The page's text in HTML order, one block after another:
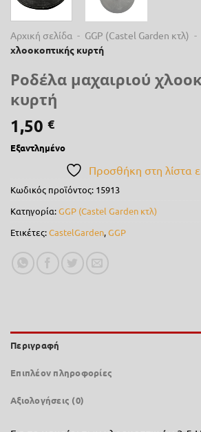
Αρχική σελίδα - GGP (Castel Garden κτλ) -
χλοοκοπτικής κυρτή
Ροδέλα μαχαιριού
κυρτή
1,50 €
Εξαντλημένο
Προσθήκη στη λίστα
Κωδικός προϊόντος: 15913
Κατηγορία:GGP (Castel Garden κτλ)
Ετικέτες:CastelGarden,GGP
Περιγραφή
Επιπλέον πληροφορίες
Αξιολογήσεις (0)